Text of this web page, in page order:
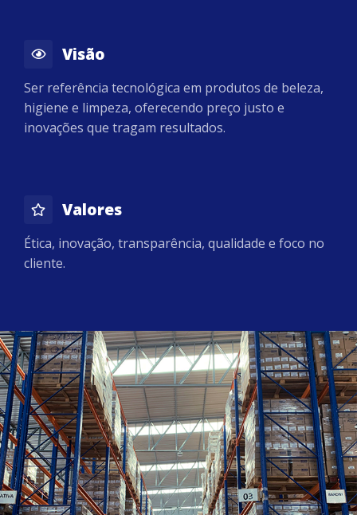
Visão
Ser referência tecnológica em produtos de beleza,
higiene e limpeza, oferecendo preço justo e
inovações que tragam resultados.
Valores
Ética, inovação, transparência, qualidade e foco no
cliente.